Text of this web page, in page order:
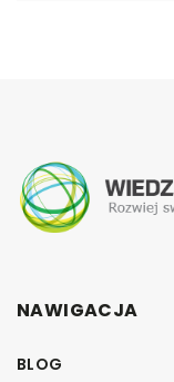
NAWIGACJA
BLOG